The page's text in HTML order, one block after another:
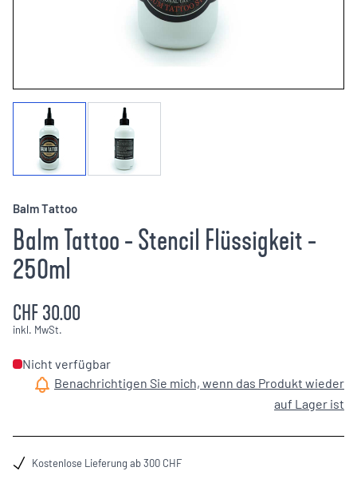
Balm Tattoo
Balm Tattoo - Stencil Flüssigkeit -
250ml
CHF 30.00
inkl. MwSt.
Nicht verfügbar
Benachrichtigen Sie mich, wenn das Produkt wieder
auf Lager ist
Kostenlose Lieferung ab 300 CHF